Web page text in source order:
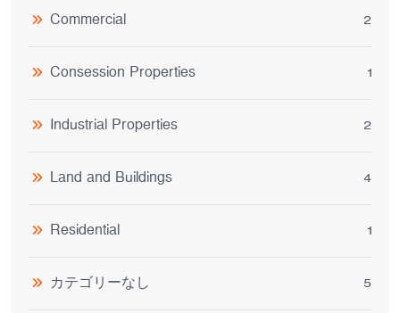
Commercial 2
Consession Properties 1
Industrial Properties 2
Land and Buildings 4
Residential 1
カテゴリーなし 5